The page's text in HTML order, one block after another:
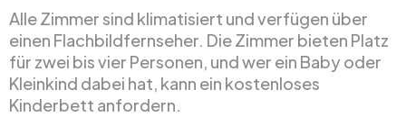
Alle Zimmer sind klimatisiert und verfügen über
einen Flachbildfernseher. Die Zimmer bieten Platz
für zwei bis vier Personen, und wer ein Baby oder
Kleinkind dabei hat, kann ein kostenloses
Kinderbett anfordern.